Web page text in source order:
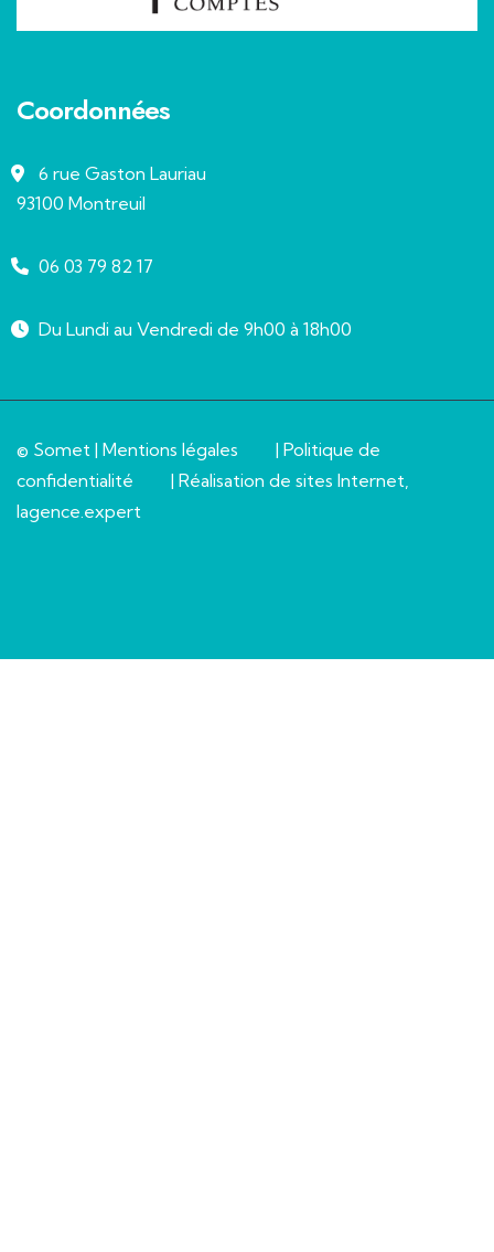
Coordonnées
6 rue Gaston Lauriau
93100 Montreuil
06 03 79 82 17
Du Lundi au Vendredi de 9h00 à 18h00
© Somet | Mentions légales | Politique de
confidentialité
| Réalisation de sites Internet,
lagence.expert